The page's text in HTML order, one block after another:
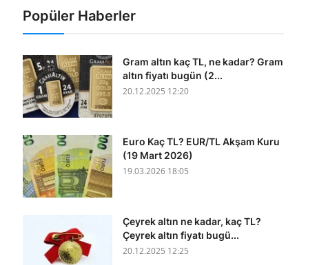
Popüler Haberler
Gram altın kaç TL, ne kadar? Gram
altın fiyatı bugün (2...
20.12.2025 12:20
Euro Kaç TL? EUR/TL Akşam Kuru
(19 Mart 2026)
19.03.2026 18:05
Çeyrek altın ne kadar, kaç TL?
Çeyrek altın fiyatı bugü...
20.12.2025 12:25